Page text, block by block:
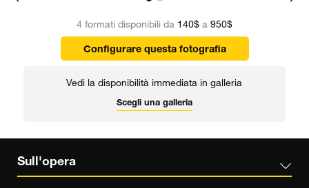
4 formati disponibili da 140$ a 950$
Configurare questa fotografia
Vedi la disponibilità immediata in galleria
Scegli una galleria
Sull'opera